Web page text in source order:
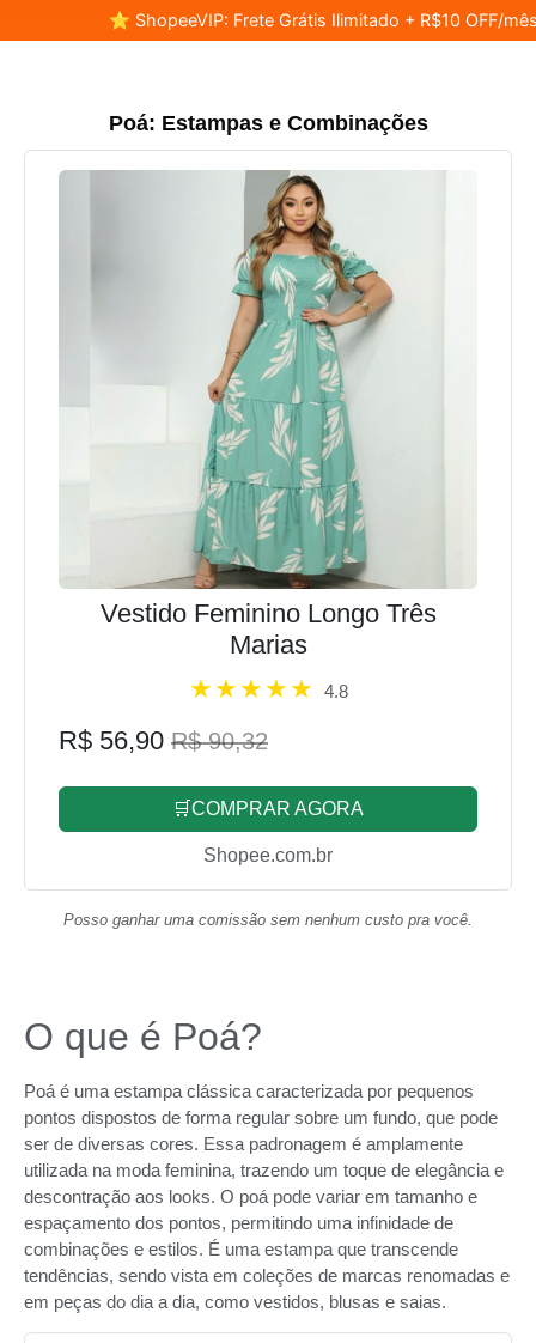
⭐ ShopeeVIP: Frete Grátis Ilimitado + R$10 OFF/
Poá: Estampas e Combinações
Vestido Feminino Longo Três
Marias
4.8
R$ 56,90 R$ 90,32
🛒COMPRAR AGORA
Shopee.com.br
Posso ganhar uma comissão sem nenhum custo pra você.
O que é Poá?
Poá é uma estampa clássica caracterizada por pequenos
pontos dispostos de forma regular sobre um fundo, que pode
ser de diversas cores. Essa padronagem é amplamente
utilizada na moda feminina, trazendo um toque de elegância e
descontração aos looks. O poá pode variar em tamanho e
espaçamento dos pontos, permitindo uma infinidade de
combinações e estilos. É uma estampa que transcende
tendências, sendo vista em coleções de marcas renomadas e
em peças do dia a dia, como vestidos, blusas e saias.